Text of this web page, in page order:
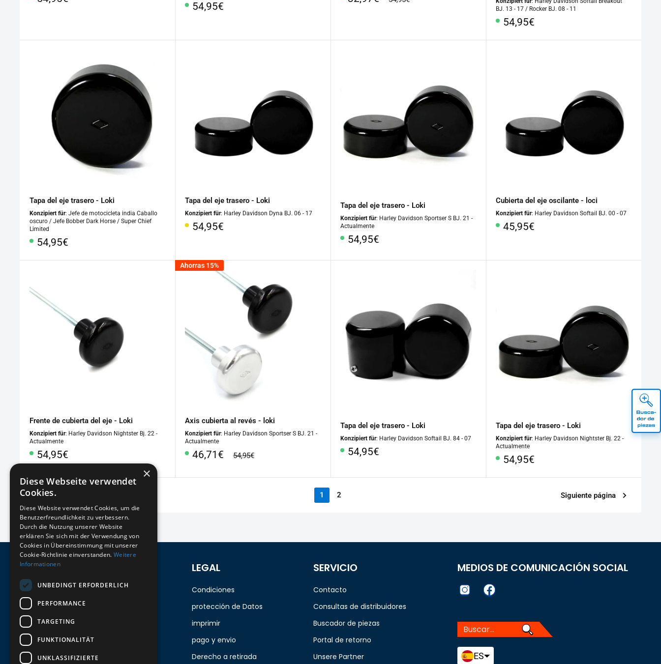
Precio
54,95€
BJ. 13 - 17 / Rocker BJ. 08 - 11
Precio
54,95€
Tapa del eje trasero - Loki
Konzipiert für: Jefe de motocicleta india Caballo
oscuro / Jefe Bobber Dark Horse / Super Chief
Limited
Precio
54,95€
Tapa del eje trasero - Loki
Konzipiert für: Harley Davidson Dyna BJ. 06 - 17
Precio
54,95€
Tapa del eje trasero - Loki
Konzipiert für: Harley Davidson Sportser S BJ. 21 -
Actualmente
Precio
54,95€
Cubierta del eje oscilante - loci
Konzipiert für: Harley Davidson Softail BJ. 00 - 07
Precio
45,95€
Frente de cubierta del eje - Loki
Konzipiert für: Harley Davidson Nightster Bj. 22 -
Actualmente
Precio
especial
54,95€
Ahorras 15%
Axis cubierta al revés - loki
Konzipiert für: Harley Davidson Sportser S BJ. 21 -
Actualmente
Precio
46,71€
precio
54,95€
Tapa del eje trasero - Loki
Konzipiert für: Harley Davidson Softail BJ. 84 - 07
Precio
54,95€
Tapa del eje trasero - Loki
Konzipiert für: Harley Davidson Nightster Bj. 22 -
Actualmente
Precio
54,95€
1 2 Siguiente página
REGÍSTRESE PARA EL BOLETÍN
¡Manténgase al día con los recién
llegados para los últimos modelos!
Tu correo electrónico
Enviar
LEGAL
Condiciones
protección de Datos
imprimir
pago y envio
Derecho a retirada
SERVICIO
Contacto
Consultas de distribuidores
Buscador de piezas
Portal de retorno
Unsere Partner
MEDIOS DE COMUNICACIÓN SOCIAL
ES
×
Diese Webseite verwendet
Cookies.
Diese Website verwendet Cookies, um die
Benutzerfreundlichkeit zu verbessern.
Durch die Nutzung unserer Website
erklären Sie sich mit der Verwendung von
Cookies in Übereinstimmung mit unserer
Cookie-Richtlinie einverstanden. Weitere
Informationen
UNBEDINGT ERFORDERLICH
PERFORMANCE
TARGETING
FUNKTIONALITÄT
UNKLASSIFIZIERTE